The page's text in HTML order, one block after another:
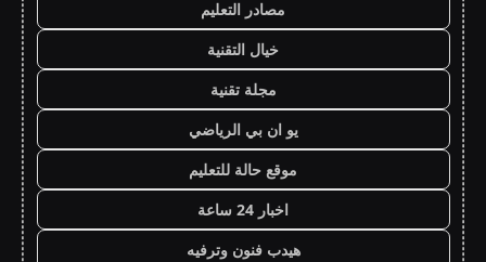
مصادر التعليم
خيال التقنية
مجلة تقنية
يو ان بي الرياضي
موقع حالة للتعليم
اخبار 24 ساعة
هيدب فنون وترفيه